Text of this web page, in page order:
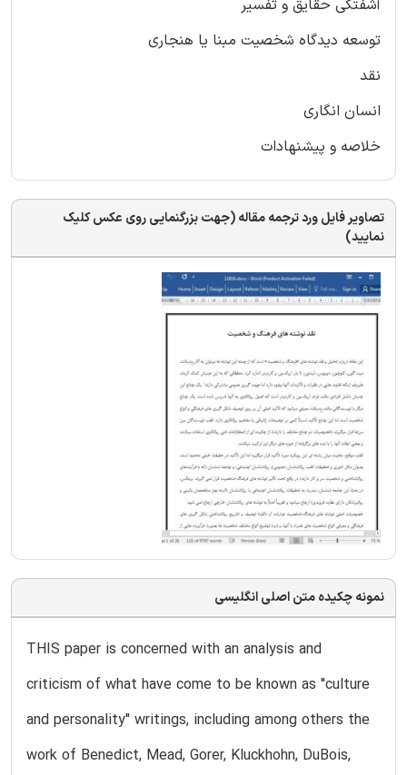
آشفتگی حقایق و تفسیر
توسعه دیدگاه شخصیت مبنا یا هنجاری
نقد
انسان انگاری
خلاصه و پیشنهادات
تصاویر فایل ورد ترجمه مقاله (جهت بزرگنمایی روی عکس کلیک
نمایید)
نمونه چکیده متن اصلی انگلیسی
THIS paper is concerned with an analysis and
criticism of what have come to be known as "culture
and personality" writings, including among others the
work of Benedict, Mead, Gorer, Kluckhohn, DuBois,